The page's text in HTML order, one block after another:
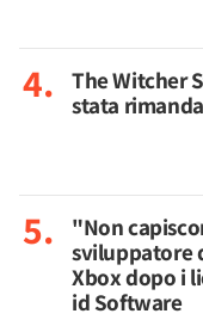
The Witcher
stata
"Non
sviluppatore
Xbox dopo i
id Software